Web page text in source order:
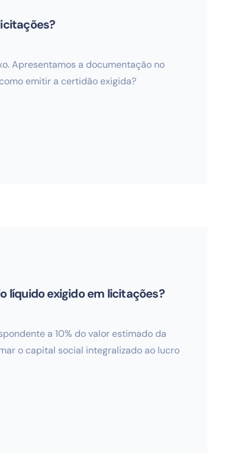
Apresentamos a documentação no
emitir a certidão exigida?
líquido exigido em licitações?
a 10% do valor estimado da
o capital social integralizado ao lucro